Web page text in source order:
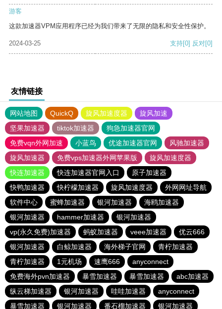
游客
这款加速器VPM应用程序已经为我们带来了无限的隐私和安全性保护。
2024-03-25 支持[0] 反对[0]
友情链接
网站地图 QuickQ 旋风加速度器
旋风加速
坚果加速器
tiktok加速器
狗急加速器官网
免费vqn外网加速
小蓝鸟 优途加速器官网
风驰加速器
旋风加速器
免费vps加速器外网苹果版
旋风加速度器
快连加速器
快连加速器官网入口
原子加速器
快鸭加速器
快柠檬加速器 旋风加速度器
外网网址导航
软件中心
蜜蜂加速器 银河加速器
海鸥加速器
银河加速器
hammer加速器
银河加速器
vp(永久免费)加速器
蚂蚁加速器 veee加速器
优云666
银河加速器
白鲸加速器 海外梯子官网
青柠加速器
青柠加速器
1元机场 速鹰666
anyconnect
免费海外pvn加速器
暴雪加速器 暴雪加速器
abc加速器
纵云梯加速器
银河加速器 哇哇加速器
anyconnect
暴雪加速器
银河加速器 番石榴加速器 银河加速器